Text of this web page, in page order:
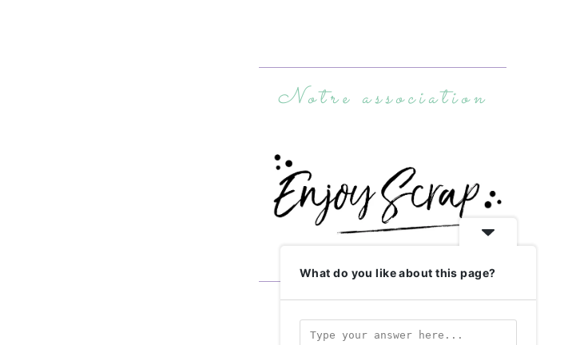
Notre association
Abonnez-vous
What do you like about this page?